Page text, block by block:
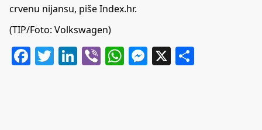
crvenu nijansu, pišeIndex.hr.
(TIP/Foto: Volkswagen)
Facebook
Twitter
LinkedIn
ViberWhatsApp
Messenger
X